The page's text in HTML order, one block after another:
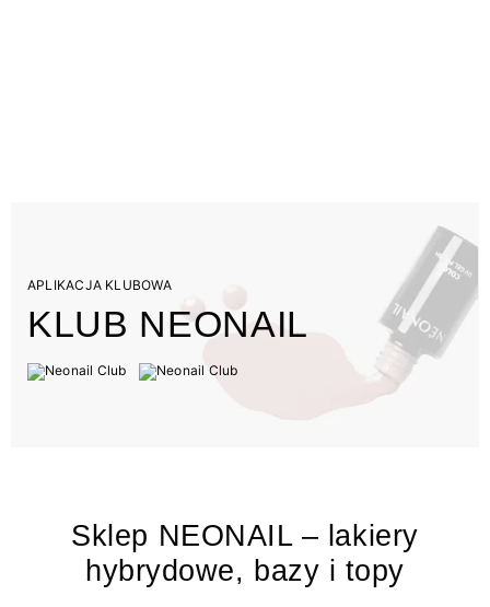
APLIKACJA KLUBOWA
KLUB NEONAIL
Sklep NEONAIL – lakiery
hybrydowe, bazy i topy